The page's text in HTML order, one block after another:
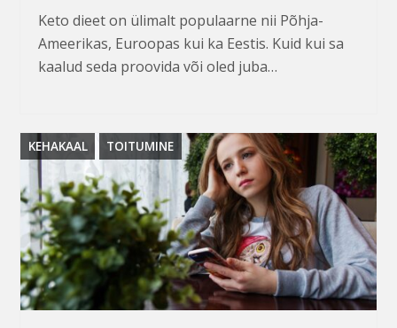
Keto dieet on ülimalt populaarne nii Põhja-
Ameerikas, Euroopas kui ka Eestis. Kuid kui sa
kaalud seda proovida või oled juba…
KEHAKAAL TOITUMINE